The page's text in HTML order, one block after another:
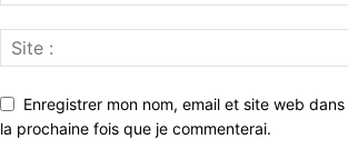
Enregistrer mon nom, email et site web
la prochaine fois que je commenterai.